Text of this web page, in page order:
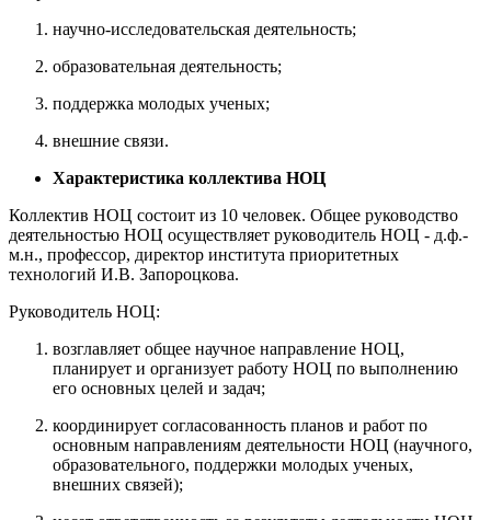
научно-исследовательская деятельность;
образовательная деятельность;
поддержка молодых ученых;
внешние связи.
Характеристика коллектива НОЦ
Коллектив НОЦ состоит из 10 человек. Общее руководство
деятельностью НОЦ осуществляет руководитель НОЦ - д.ф.-
м.н., профессор, директор института приоритетных
технологий И.В. Запороцкова.
Руководитель НОЦ:
возглавляет общее научное направление НОЦ,
планирует и организует работу НОЦ по выполнению
его основных целей и задач;
координирует согласованность планов и работ по
основным направлениям деятельности НОЦ (научного,
образовательного, поддержки молодых ученых,
внешних связей);